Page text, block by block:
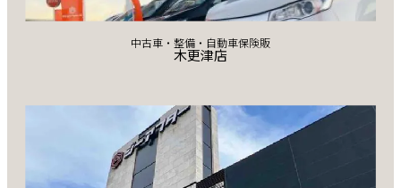
中古車・整備・自動車保険販
木更津店